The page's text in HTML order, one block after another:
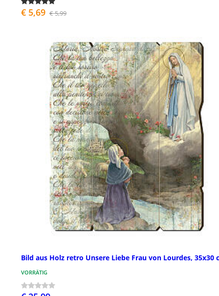
€ 5,69 € 5,99
Bild aus Holz retro Unsere Liebe Frau von Lourdes, 35x30
VORRÄTIG